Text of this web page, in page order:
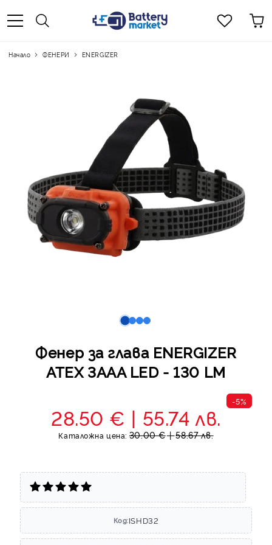
Начало ФЕНЕРИ ENERGIZER
Фенер за глава ENERGIZER
ATEX 3ААА LED - 130 LM
-5%
28.50 € 55.74 лв.
Каталожна цена: 30.00 € 58.67 лв.
Код:ISHD32